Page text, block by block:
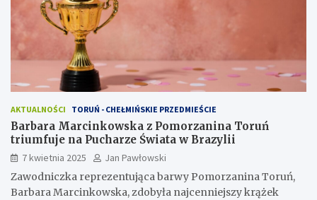
AKTUALNOŚCI TORUŃ - CHEŁMIŃSKIE PRZEDMIEŚCIE
Barbara Marcinkowska z Pomorzanina Toruń
triumfuje na Pucharze Świata w Brazylii
7 kwietnia 2025
Jan Pawłowski
Zawodniczka reprezentująca barwy Pomorzanina Toruń,
Barbara Marcinkowska, zdobyła najcenniejszy krążek